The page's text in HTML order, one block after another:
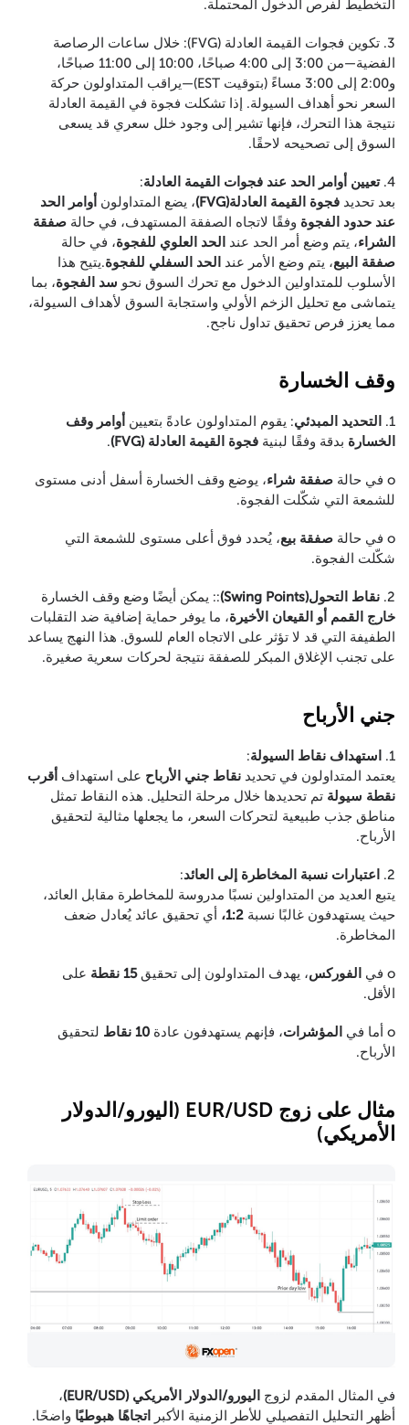
التخطيط لفرص الدخول المحتملة.
3. تكوين فجوات القيمة العادلة (FVG): خلال ساعات الرصاصة
الفضية—من 3:00 إلى 4:00 صباحًا، 10:00 إلى 11:00 صباحًا،
و2:00 إلى 3:00 مساءً (بتوقيت EST)—يراقب المتداولون حركة
السعر نحو أهداف السيولة. إذا تشكلت فجوة في القيمة العادلة
نتيجة هذا التحرك، فإنها تشير إلى وجود خلل سعري قد يسعى
السوق إلى تصحيحه لاحقًا.
4. تعيين أوامر الحد عند فجوات القيمة العادلة:
بعد تحديد فجوة القيمة العادلة(FVG) ، يضع المتداولون أوامر الحد
عند حدود الفجوة وفقًا لاتجاه الصفقة المستهدف، في حالة صفقة
الشراء، يتم وضع أمر الحد عند الحد العلوي للفجوة، في حالة
صفقة البيع، يتم وضع الأمر عند الحد السفلي للفجوة.يتيح هذا
الأسلوب للمتداولين الدخول مع تحرك السوق نحو سد الفجوة، بما
يتماشى مع تحليل الزخم الأولي واستجابة السوق لأهداف السيولة،
مما يعزز فرص تحقيق تداول ناجح.
وقف الخسارة
1. التحديد المبدئي: يقوم المتداولون عادةً بتعيين أوامر وقف
الخسارة بدقة وفقًا لبنية فجوة القيمة العادلة (FVG) .
o في حالة صفقة شراء، يوضع وقف الخسارة أسفل أدنى مستوى
للشمعة التي شكّلت الفجوة.
o في حالة صفقة بيع، يُحدد فوق أعلى مستوى للشمعة التي
شكّلت الفجوة.
2. نقاط التحول(Swing Points)
:: يمكن أيضًا وضع وقف الخسارة
خارج القمم أو القيعان الأخيرة، ما يوفر حماية إضافية ضد التقلبات
الطفيفة التي قد لا تؤثر على الاتجاه العام للسوق. هذا النهج يساعد
على تجنب الإغلاق المبكر للصفقة نتيجة لحركات سعرية صغيرة.
جني الأرباح
1. استهداف نقاط السيولة:
يعتمد المتداولون في تحديد نقاط جني الأرباح على استهداف أقرب
نقطة سيولة تم تحديدها خلال مرحلة التحليل. هذه النقاط تمثل
مناطق جذب طبيعية لتحركات السعر، ما يجعلها مثالية لتحقيق
الأرباح.
2. اعتبارات نسبة المخاطرة إلى العائد:
يتبع العديد من المتداولين نسبًا مدروسة للمخاطرة مقابل العائد،
حيث يستهدفون غالبًا نسبة 1:2، أي تحقيق عائد يُعادل ضعف
المخاطرة.
o في الفوركس، يهدف المتداولون إلى تحقيق15 نقطة
على
الأقل.
o أما في المؤشرات، فإنهم يستهدفون عادة 10 نقاط
لتحقيق
الأرباح.
مثال على زوج EUR/USD (اليورو/الدولار
الأمريكي)
في المثال المقدم لزوج اليورو/الدولار الأمريكي (EUR/USD)
،
أظهر التحليل التفصيلي للأطر الزمنية الأكبر
اتجاهًا هبوطيًا واضحًا.